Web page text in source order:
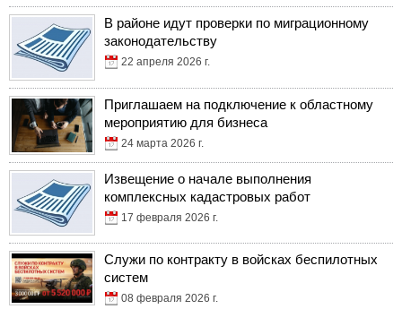
В районе идут проверки по миграционному
законодательству
22 апреля 2026 г.
Приглашаем на подключение к областному
мероприятию для бизнеса
24 марта 2026 г.
Извещение о начале выполнения
комплексных кадастровых работ
17 февраля 2026 г.
Служи по контракту в войсках беспилотных
систем
08 февраля 2026 г.